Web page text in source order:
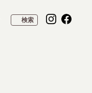
検索